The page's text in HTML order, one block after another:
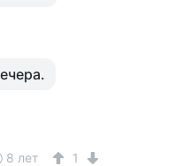
8 лет 1